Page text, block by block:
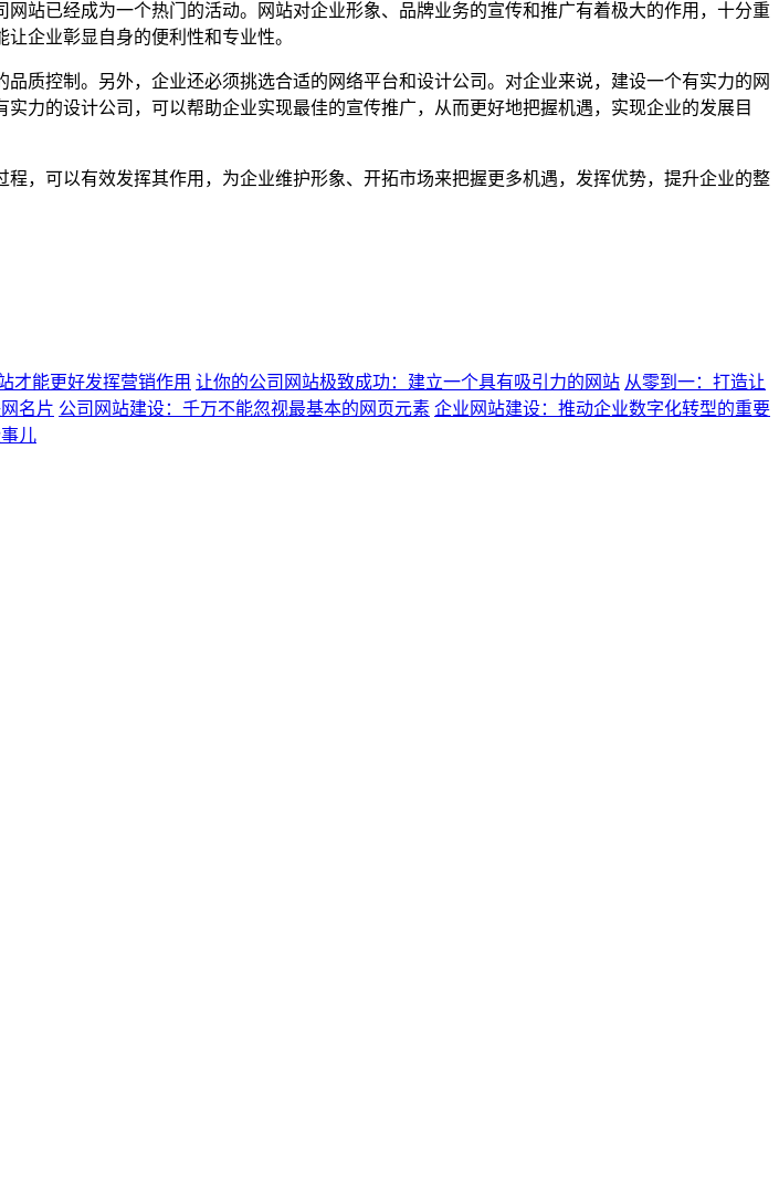
站已经成为一个热门的活动。网站对企业形象、品牌业务的宣传和推广有着极大的作用，十分重
企业彰显自身的便利性和专业性。
质控制。另外，企业还必须挑选合适的网络平台和设计公司。对企业来说，建设一个有实力的网
力的设计公司，可以帮助企业实现最佳的宣传推广，从而更好地把握机遇，实现企业的发展目
，可以有效发挥其作用，为企业维护形象、开拓市场来把握更多机遇，发挥优势，提升企业的整
才能更好发挥营销作用 让你的公司网站极致成功：建立一个具有吸引力的网站 从零到一：打造让
名片 公司网站建设：千万不能忽视最基本的网页元素 企业网站建设：推动企业数字化转型的重要
儿